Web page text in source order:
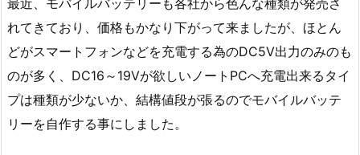
最近、モバイルバッテリーも各社から色んな種類が発売さ
れてきており、価格もかなり下がって来ましたが、ほとん
どがスマートフォンなどを充電する為のDC5V出力のみのも
のが多く、DC16～19Vが欲しいノートPCへ充電出来るタイ
プは種類が少ないか、結構値段が張るのでモバイルバッテ
リーを自作する事にしました。